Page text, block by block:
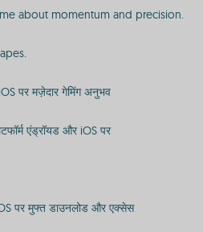
about momentum and precision.
पर मज़ेदार गेमिंग अनुभव
एंड्रॉयड और iOS पर
पर मुफ्त डाउनलोड और एक्सेस